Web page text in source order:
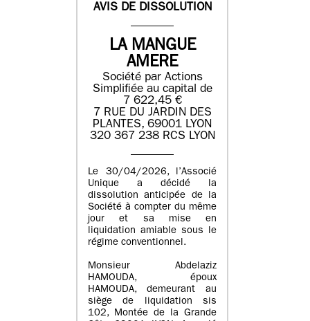
AVIS DE DISSOLUTION
LA MANGUE
AMERE
Société par Actions
Simplifiée au capital de
7 622,45 €
7 RUE DU JARDIN DES
PLANTES, 69001 LYON
320 367 238 RCS LYON
Le 30/04/2026, l’Associé
Unique a décidé la
dissolution anticipée de la
Société à compter du même
jour et sa mise en
liquidation amiable sous le
régime conventionnel.
Monsieur Abdelaziz
HAMOUDA, époux
HAMOUDA, demeurant au
siège de liquidation sis
102, Montée de la Grande